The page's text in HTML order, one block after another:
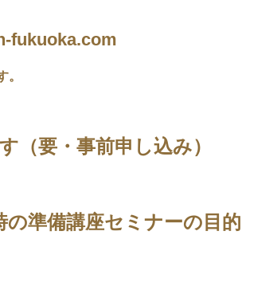
fukuoka.com
（要・事前申し込み）
準備講座セミナーの目的